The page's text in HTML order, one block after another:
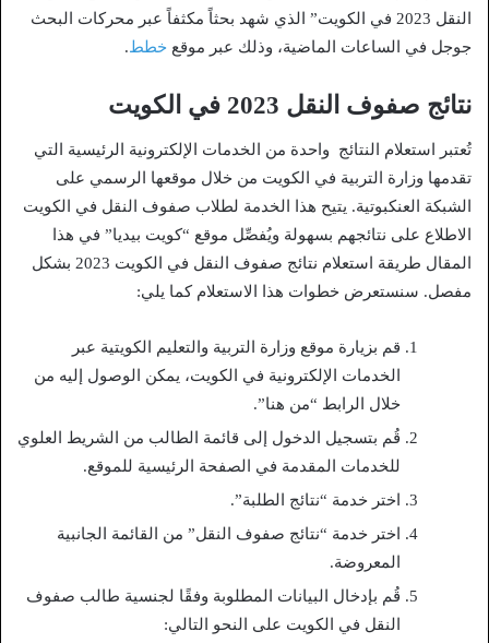
النقل 2023 في الكويت” الذي شهد بحثاً مكثفاً عبر محركات البحث
جوجل في الساعات الماضية، وذلك عبر موقع خطط.
نتائج صفوف النقل 2023 في الكويت
تُعتبر استعلام النتائج واحدة من الخدمات الإلكترونية الرئيسية التي
تقدمها وزارة التربية في الكويت من خلال موقعها الرسمي على
الشبكة العنكبوتية. يتيح هذا الخدمة لطلاب صفوف النقل في الكويت
الاطلاع على نتائجهم بسهولة ويُفصِّل موقع “كويت بيديا” في هذا
المقال طريقة استعلام نتائج صفوف النقل في الكويت 2023 بشكل
مفصل. سنستعرض خطوات هذا الاستعلام كما يلي:
قم بزيارة موقع وزارة التربية والتعليم الكويتية عبر
الخدمات الإلكترونية في الكويت، يمكن الوصول إليه من
خلال الرابط “من هنا”.
قُم بتسجيل الدخول إلى قائمة الطالب من الشريط العلوي
للخدمات المقدمة في الصفحة الرئيسية للموقع.
اختر خدمة “نتائج الطلبة”.
اختر خدمة “نتائج صفوف النقل” من القائمة الجانبية
المعروضة.
قُم بإدخال البيانات المطلوبة وفقًا لجنسية طالب صفوف
النقل في الكويت على النحو التالي: